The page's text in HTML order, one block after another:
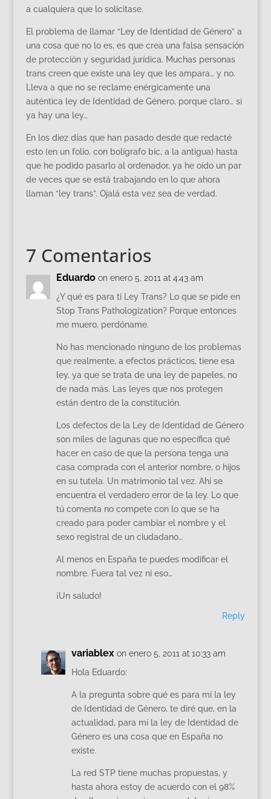
a cualquiera que lo solicitase.
El problema de llamar “Ley de Identidad de Género” a
una cosa que no lo es, es que crea una falsa sensación
de protección y seguridad jurídica. Muchas personas
trans creen que existe una ley que les ampara… y no.
Lleva a que no se reclame enérgicamente una
auténtica ley de Identidad de Género, porque claro… si
ya hay una ley…
En los diez días que han pasado desde que redacté
esto (en un folio, con bolígrafo bic, a la antigua) hasta
que he podido pasarlo al ordenador, ya he oído un par
de veces que se está trabajando en lo que ahora
llaman “ley trans”. Ojalá esta vez sea de verdad.
7 Comentarios
Eduardo on enero 5, 2011 at 4:43 am
¿Y qué es para ti Ley Trans? Lo que se pide en
Stop Trans Pathologization? Porque entonces
me muero, perdóname.
No has mencionado ninguno de los problemas
que realmente, a efectos prácticos, tiene esa
ley, ya que se trata de una ley de papeles, no
de nada más. Las leyes que nos protegen
están dentro de la constitución.
Los defectos de la Ley de Identidad de Género
son miles de lagunas que no específica qué
hacer en caso de que la persona tenga una
casa comprada con el anterior nombre, o hijos
en su tutela. Un matrimonio tal vez. Ahí se
encuentra el verdadero error de la ley. Lo que
tú comenta no compete con lo que se ha
creado para poder cambiar el nombre y el
sexo registral de un ciudadano…
Al menos en España te puedes modificar el
nombre. Fuera tal vez ni eso…
¡Un saludo!
Reply
variablex on enero 5, 2011 at 10:33 am
Hola Eduardo:
A la pregunta sobre qué es para mí la ley
de Identidad de Género, te diré que, en la
actualidad, para mí la ley de Identidad de
Género es una cosa que en España no
existe.
La red STP tiene muchas propuestas, y
hasta ahora estoy de acuerdo con el 98%